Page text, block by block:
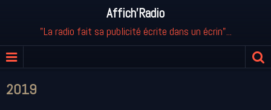
Affich'Radio
"La radio fait sa publicité écrite dans un écrin"...
2019